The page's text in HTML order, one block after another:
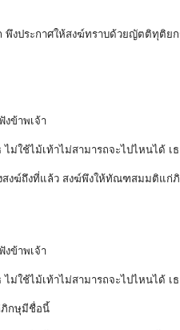
งประกาศให้สงฆ์ทราบด้วยญัตติทุติยก
งข้าพเจ้า
ม่ใช้ไม้เท้าไม่สามารถจะไปไหนได้
สงฆ์ถึงที่แล้ว สงฆ์พึงให้ทัณฑสมมติแก่
งข้าพเจ้า
ม่ใช้ไม้เท้าไม่สามารถจะไปไหนได้
กษุมีชื่อนี้